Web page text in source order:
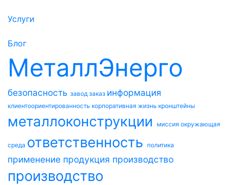
Услуги
Блог
МеталлЭнерго
безопасность завод заказ информация
клиентоориентированность корпоративная жизнь кронштейны
металлоконструкции миссия окружающая
среда ответственность политика
применение продукция производство
производство